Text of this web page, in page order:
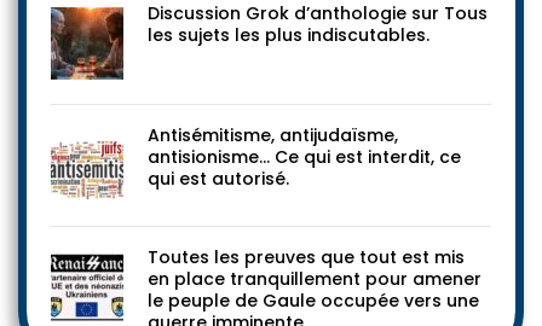
Discussion Grok d’anthologie sur Tous
les sujets les plus indiscutables.
Antisémitisme, antijudaïsme,
antisionisme… Ce qui est interdit, ce
qui est autorisé.
Toutes les preuves que tout est mis
en place tranquillement pour amener
le peuple de Gaule occupée vers une